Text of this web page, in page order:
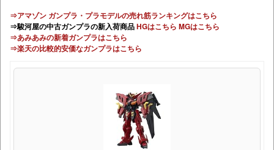
⇒アマゾン ガンプラ・プラモデルの売れ筋ランキングはこちら
⇒駿河屋の中古ガンプラの新入荷商品HGはこちら MGはこちら
⇒あみあみの新着ガンプラはこちら
⇒楽天の比較的安価なガンプラはこちら